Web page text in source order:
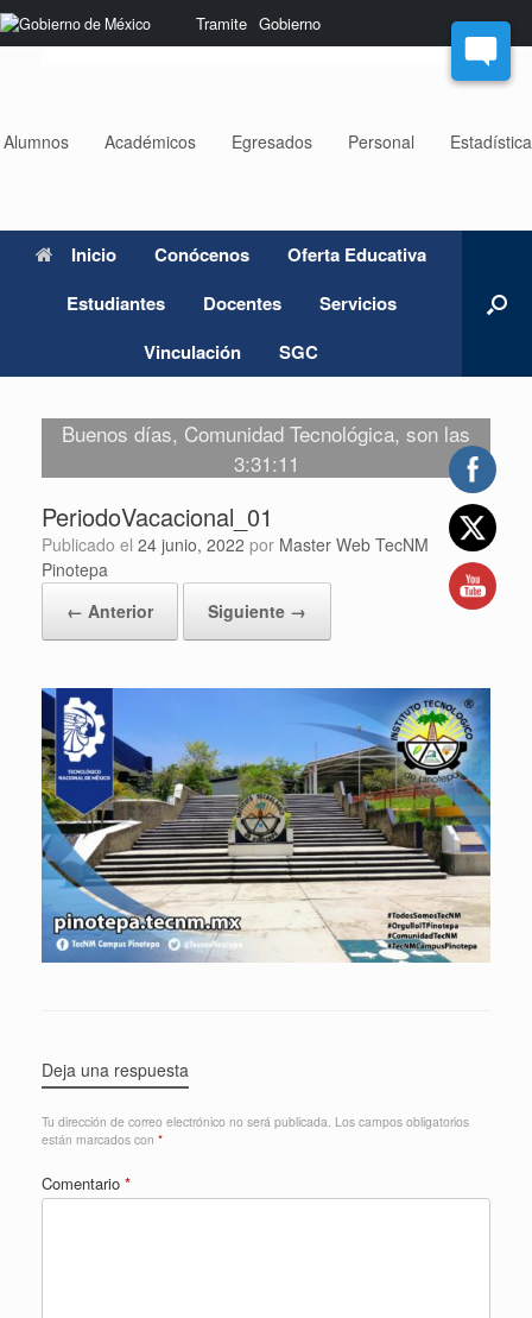
Nota:
este
sistema
Tramite Gobierno
Saltar
al
Alumnos Académicos Egresados Personal
Inicio Conócenos
Oferta Educativa
Estudiantes
Docentes
Servicios
Vinculación
SGC
Buenos días, Comunidad Tecnológica, son las
3:31:11
PeriodoVacacional_01
Publicado el 24 junio, 2022 por Master Web TecNM
Pinotepa
← Anterior
Siguiente →
Deja una respuesta
Tu dirección de correo electrónico no será publicada. Los campos obligatorios
están marcados con *
Comentario *